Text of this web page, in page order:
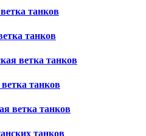
танков
танков
ветка танков
танков
ветка танков
танков